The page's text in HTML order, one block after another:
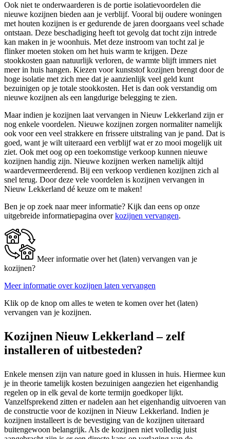
Ook niet te onderwaarderen is de portie isolatievoordelen die
nieuwe kozijnen bieden aan je verblijf. Vooral bij oudere woningen
met houten kozijnen is er gedurende de jaren doorgaans veel schade
ontstaan. Deze beschadiging heeft tot gevolg dat tocht zijn intrede
kan maken in je woonhuis. Met deze instroom van tocht zal je
flinker moeten stoken om het huis warm te krijgen. Deze
stookkosten gaan natuurlijk verloren, de warmte blijft immers niet
meer in huis hangen. Kiezen voor kunststof kozijnen brengt door de
hoge isolatie met zich mee dat je aanzienlijk veel geld kunt
bezuinigen op je totale stookkosten. Het is dan ook verstandig om
nieuwe kozijnen als een langdurige belegging te zien.
Maar indien je kozijnen laat vervangen in Nieuw Lekkerland zijn er
nog enkele voordelen. Nieuwe kozijnen zorgen normaliter namelijk
ook voor een veel strakkere en frissere uitstraling van je pand. Dat is
goed, want je wilt uiteraard een verblijf wat er zo mooi mogelijk uit
ziet. Ook met oog op een toekomstige verkoop kunnen nieuwe
kozijnen handig zijn. Nieuwe kozijnen werken namelijk altijd
waardevermeerderend. Bij een verkoop verdienen kozijnen zich al
snel terug. Door deze vele voordelen is kozijnen vervangen in
Nieuw Lekkerland dé keuze om te maken!
Ben je op zoek naar meer informatie? Kijk dan eens op onze
uitgebreide informatiepagina overkozijnen vervangen.
Meer informatie over het (laten) vervangen van je
kozijnen?
Meer informatie over kozijnen laten vervangen
Klik op de knop om alles te weten te komen over het (laten)
vervangen van je kozijnen.
Kozijnen Nieuw Lekkerland – zelf
installeren of uitbesteden?
Enkele mensen zijn van nature goed in klussen in huis. Hiermee kun
je in theorie tamelijk kosten bezuinigen aangezien het eigenhandig
regelen op in elk geval de korte termijn goedkoper lijkt.
Vanzelfsprekend zitten er nadelen aan het eigenhandig uitvoeren van
de constructie voor de kozijnen in Nieuw Lekkerland. Indien je
kozijnen installeert is de bevestiging van de kozijnen uiteraard
buitengewoon belangrijk. Als de kozijnen niet volledig juist